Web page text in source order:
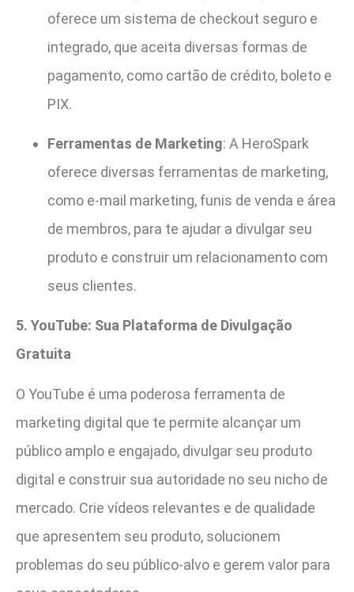
oferece um sistema de checkout seguro e
integrado, que aceita diversas formas de
pagamento, como cartão de crédito, boleto e
PIX.
Ferramentas de Marketing: A HeroSpark
oferece diversas ferramentas de marketing,
como e-mail marketing, funis de venda e área
de membros, para te ajudar a divulgar seu
produto e construir um relacionamento com
seus clientes.
5. YouTube: Sua Plataforma de Divulgação
Gratuita
O YouTube é uma poderosa ferramenta de
marketing digital que te permite alcançar um
público amplo e engajado, divulgar seu produto
digital e construir sua autoridade no seu nicho de
mercado. Crie vídeos relevantes e de qualidade
que apresentem seu produto, solucionem
problemas do seu público-alvo e gerem valor para